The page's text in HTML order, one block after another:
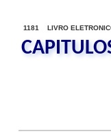
1181 LIVRO